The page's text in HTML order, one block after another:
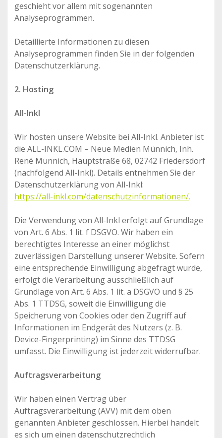
geschieht vor allem mit sogenannten
Analyseprogrammen.
Detaillierte Informationen zu diesen
Analyseprogrammen finden Sie in der folgenden
Datenschutzerklärung.
2. Hosting
All-Inkl
Wir hosten unsere Website bei All-Inkl. Anbieter ist
die ALL-INKL.COM – Neue Medien Münnich, Inh.
René Münnich, Hauptstraße 68, 02742 Friedersdorf
(nachfolgend All-Inkl). Details entnehmen Sie der
Datenschutzerklärung von All-Inkl:
https://all-inkl.com/datenschutzinformationen/.
Die Verwendung von All-Inkl erfolgt auf Grundlage
von Art. 6 Abs. 1 lit. f DSGVO. Wir haben ein
berechtigtes Interesse an einer möglichst
zuverlässigen Darstellung unserer Website. Sofern
eine entsprechende Einwilligung abgefragt wurde,
erfolgt die Verarbeitung ausschließlich auf
Grundlage von Art. 6 Abs. 1 lit. a DSGVO und § 25
Abs. 1 TTDSG, soweit die Einwilligung die
Speicherung von Cookies oder den Zugriff auf
Informationen im Endgerät des Nutzers (z. B.
Device-Fingerprinting) im Sinne des TTDSG
umfasst. Die Einwilligung ist jederzeit widerrufbar.
Auftragsverarbeitung
Wir haben einen Vertrag über
Auftragsverarbeitung (AVV) mit dem oben
genannten Anbieter geschlossen. Hierbei handelt
es sich um einen datenschutzrechtlich